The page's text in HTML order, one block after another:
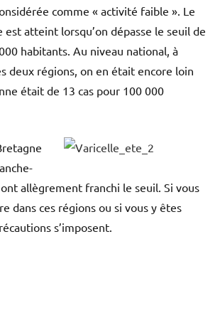
comme « activité faible ». Le
atteint lorsqu’on dépasse le seuil de
habitants. Au niveau national, à
deux régions, on en était encore loin
était de 13 cas pour 100 000
allègrement franchi le seuil. Si vous
dans ces régions ou si vous y êtes
s’imposent.